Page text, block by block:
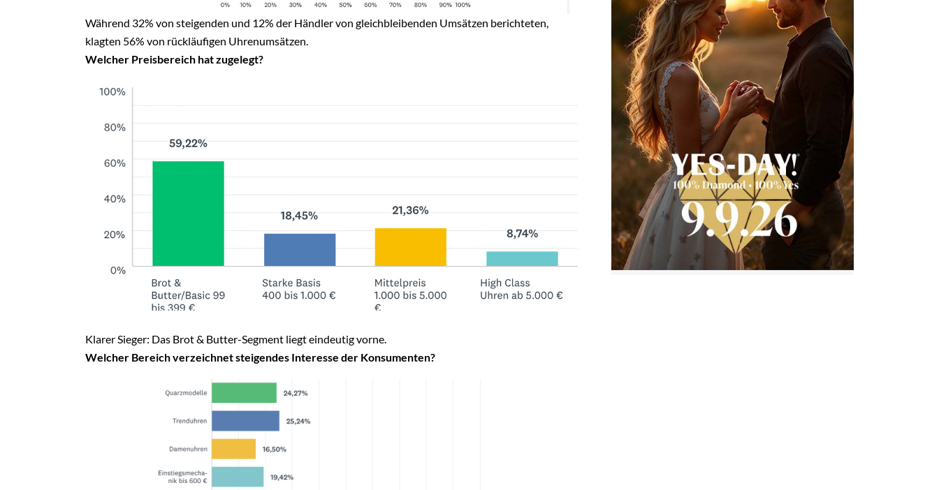
Während 32% von steigenden und 12% der Händler von gleichbleibenden Umsätzen berichteten,
klagten 56% von rückläufigen Uhrenumsätzen.
Welcher Preisbereich hat zugelegt?
Klarer Sieger: Das Brot & Butter-Segment liegt eindeutig vorne.
Welcher Bereich verzeichnet steigendes Interesse der Konsumenten?